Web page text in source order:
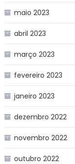
maio 2023
abril 2023
março 2023
fevereiro 2023
janeiro 2023
dezembro 2022
novembro 2022
outubro 2022